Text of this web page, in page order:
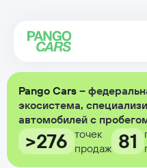
Pango Cars –
экосистема,
автомобилей с
>276 точек
продаж 81